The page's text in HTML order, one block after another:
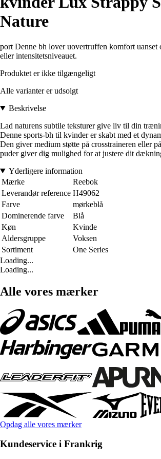
Nature
port Denne bh lover uovertruffen komfort uanset
eller intensitetsniveauet.
Produktet er ikke tilgængeligt
Alle varianter er udsolgt
Beskrivelse
Lad naturens subtile teksturer give liv til din
Denne sports-bh til kvinder er skabt med et
Den giver medium støtte på crosstraineren eller
puder giver dig mulighed for at justere dit
Yderligere information
Mærke
Reebok
Leverandør reference H49062
Farve
mørkeblå
Dominerende farve
Blå
Køn
Kvinde
Aldersgruppe
Voksen
Sortiment
One Series
Loading...
Loading...
Alle vores mærker
Opdag alle vores mærker
Kundeservice i Frankrig